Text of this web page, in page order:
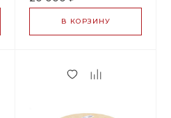
греющий кабель
В КОРЗИНУ